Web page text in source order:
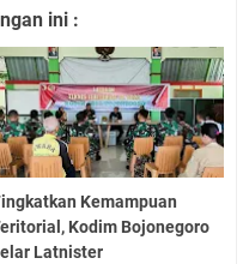
ini :
Kemampuan
Kodim Bojonegoro
Latnister